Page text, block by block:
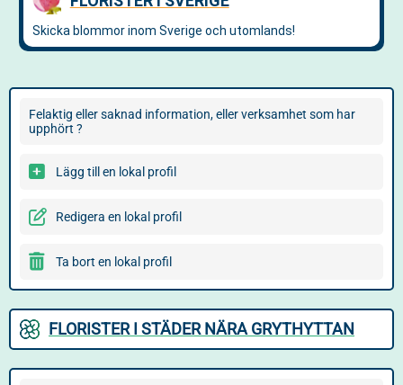
Felaktig eller saknad information, eller verksamhet som har
upphört ?
Lägg till en lokal profil
Redigera en lokal profil
Ta bort en lokal profil
FLORISTER I STÄDER NÄRA GRYTHYTTAN